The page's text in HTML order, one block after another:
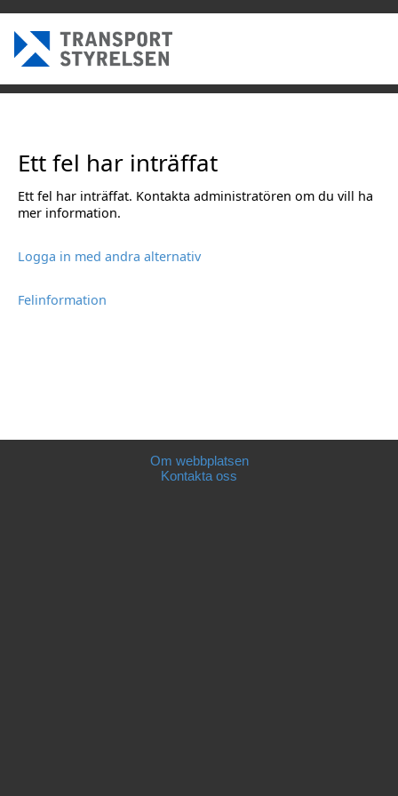
Ett fel har inträffat
Ett fel har inträffat. Kontakta administratören om du vill ha
mer information.
Logga in med andra alternativ
Felinformation
Om webbplatsen
Kontakta oss